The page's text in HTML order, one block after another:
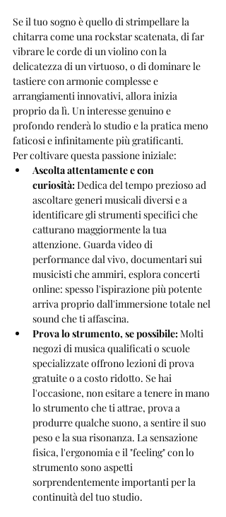
Se il tuo sogno è quello di strimpellare la
chitarra come una rockstar scatenata, di far
vibrare le corde di un violino con la
delicatezza di un virtuoso, o di dominare le
tastiere con armonie complesse e
arrangiamenti innovativi, allora inizia
proprio da lì. Un interesse genuino e
profondo renderà lo studio e la pratica meno
faticosi e infinitamente più gratificanti.
Per coltivare questa passione iniziale:
Ascolta attentamente e con
curiosità: Dedica del tempo prezioso ad
ascoltare generi musicali diversi e a
identificare gli strumenti specifici che
catturano maggiormente la tua
attenzione. Guarda video di
performance dal vivo, documentari sui
musicisti che ammiri, esplora concerti
online: spesso l'ispirazione più potente
arriva proprio dall'immersione totale nel
sound che ti affascina.
Prova lo strumento, se possibile: Molti
negozi di musica qualificati o scuole
specializzate offrono lezioni di prova
gratuite o a costo ridotto. Se hai
l'occasione, non esitare a tenere in mano
lo strumento che ti attrae, prova a
produrre qualche suono, a sentire il suo
peso e la sua risonanza. La sensazione
fisica, l'ergonomia e il "feeling" con lo
strumento sono aspetti
sorprendentemente importanti per la
continuità del tuo studio.